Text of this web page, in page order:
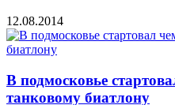
12.08.2014
В подмосковье
танковому биатлону